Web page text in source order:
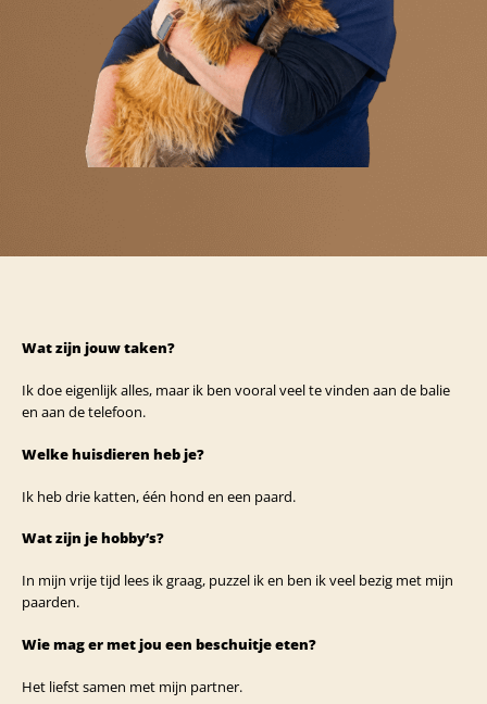
Wat zijn jouw taken?
Ik doe eigenlijk alles, maar ik ben vooral veel te vinden aan de balie
en aan de telefoon.
Welke huisdieren heb je?
Ik heb drie katten, één hond en een paard.
Wat zijn je hobby’s?
In mijn vrije tijd lees ik graag, puzzel ik en ben ik veel bezig met mijn
paarden.
Wie mag er met jou een beschuitje eten?
Het liefst samen met mijn partner.